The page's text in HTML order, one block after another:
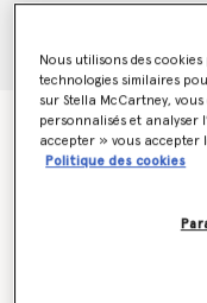
Veste bomber
marque
Prix réduit à partir de
jusqu’à
Nous utilisons des
technologies similaires
sur Stella McCartney,
personnalisés et analyser
accepter » vous accepter
Politique des cookies